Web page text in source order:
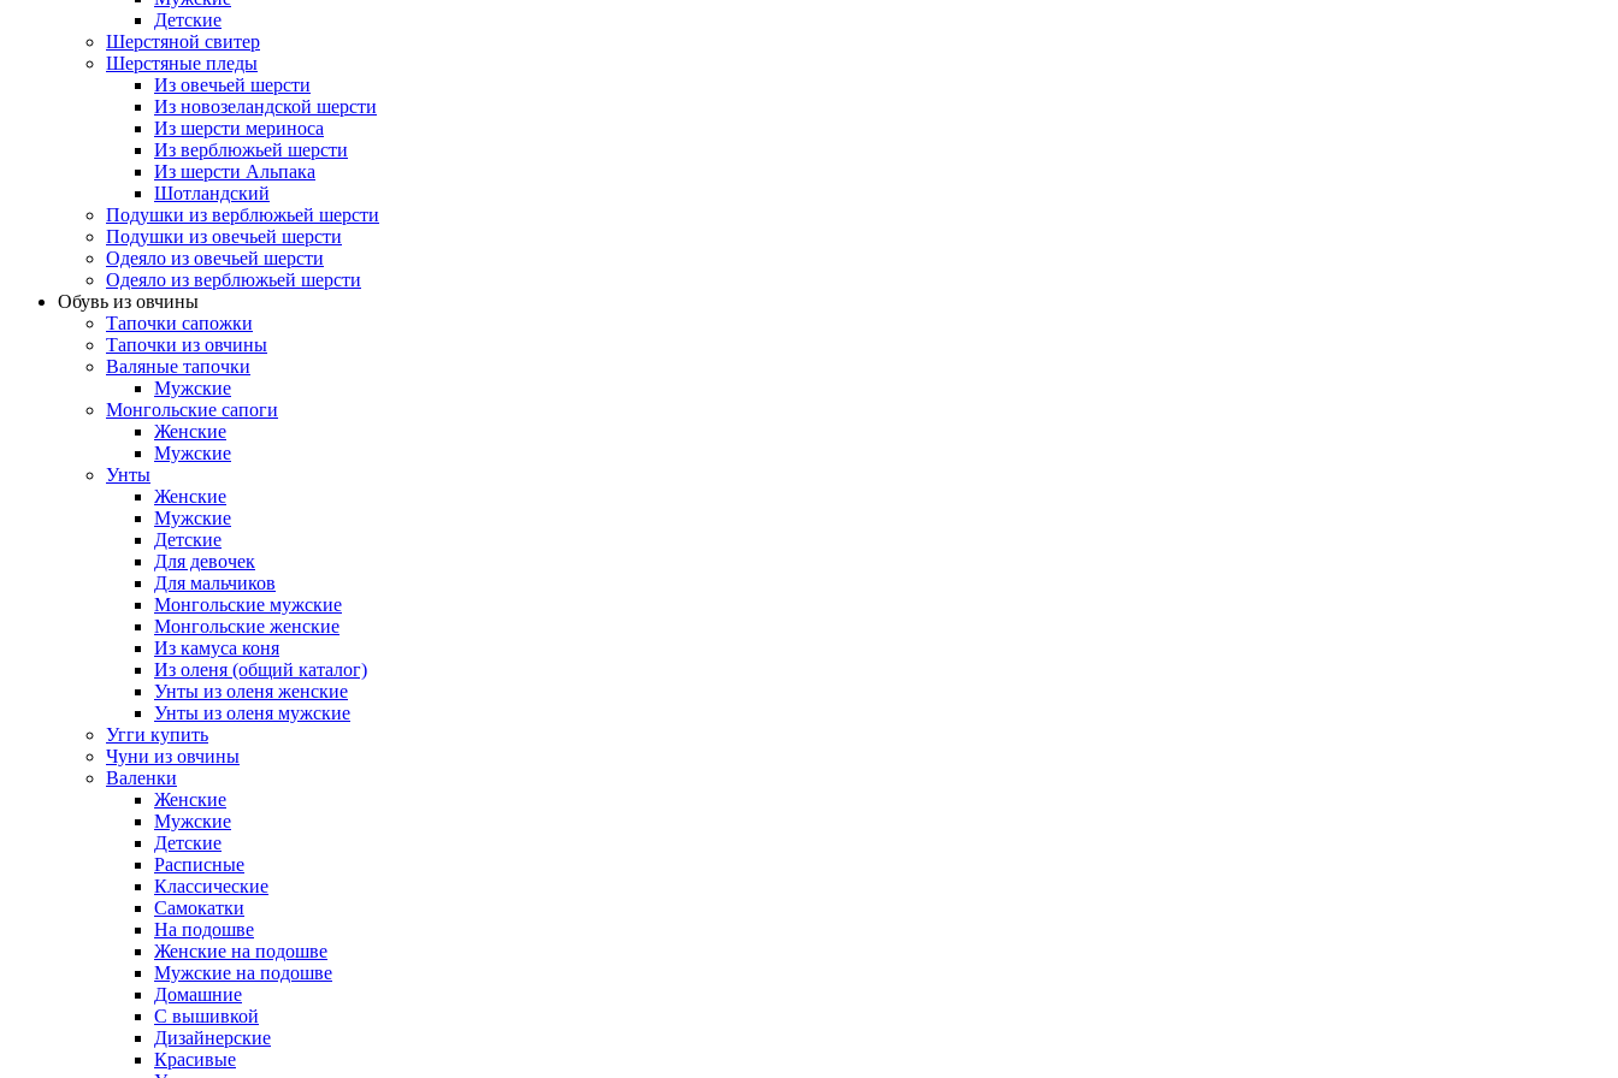
Детские
Шерстяной свитер
Шерстяные пледы
Из овечьей шерсти
Из новозеландской шерсти
Из шерсти мериноса
Из верблюжьей шерсти
Из шерсти Альпака
Шотландский
Подушки из верблюжьей шерсти
Подушки из овечьей шерсти
Одеяло из овечьей шерсти
Одеяло из верблюжьей шерсти
Обувь из овчины
Тапочки сапожки
Тапочки из овчины
Валяные тапочки
Мужские
Монгольские сапоги
Женские
Мужские
Унты
Женские
Мужские
Детские
Для девочек
Для мальчиков
Монгольские мужские
Монгольские женские
Из камуса коня
Из оленя (общий каталог)
Унты из оленя женские
Унты из оленя мужские
Угги купить
Чуни из овчины
Валенки
Женские
Мужские
Детские
Расписные
Классические
Самокатки
На подошве
Женские на подошве
Мужские на подошве
Домашние
С вышивкой
Дизайнерские
Красивые